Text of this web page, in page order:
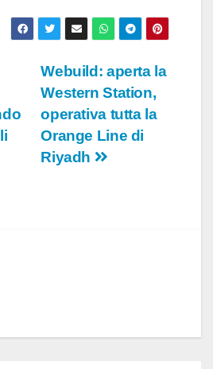
Webuild: aperta la
Western Station,
operativa tutta la
Orange Line di
Riyadh